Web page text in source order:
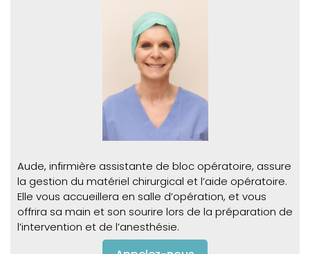
Aude, infirmière assistante de bloc opératoire, assure
la gestion du matériel chirurgical et l’aide opératoire.
Elle vous accueillera en salle d’opération, et vous
offrira sa main et son sourire lors de la préparation de
l’intervention et de l’anesthésie.